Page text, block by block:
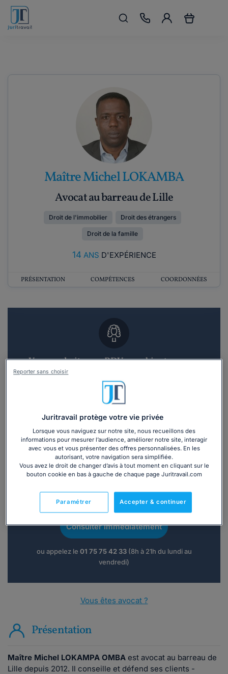
Maître Michel LOKAMBA
Avocat au barreau de Lille
Droit de l'immobilier Droit des étrangers
Droit de la famille
14 ANS D'EXPÉRIENCE
PRÉSENTATION COMPÉTENCES COORDONNÉES
Vous souhaitez un RDV en cabinet avec un
Recevoir des devis d'avocats
3 devis en 48h
Vous souhaitez une consultation par
téléphone ?
Consulter immédiatement
ou appelez le 01 75 75 42 33(8h à 21h du lundi au
vendredi)
Vous êtes avocat ?
Présentation
Maître Michel LOKAMPA OMBA est avocat au barreau de
Lille depuis 2012. Il conseille et défend ses clients -
Juritravail protège votre vie privée
Lorsque vous naviguez sur notre site, nous recueillons des
informations pour mesurer l’audience, améliorer notre site, interagir
avec vous et vous présenter des offres personnalisées. En les
autorisant, votre navigation sera simplifiée.
Vous avez le droit de changer d’avis à tout moment en cliquant sur le
bouton cookie en bas à gauche de chaque page Juritravail.com
Accepter & continuer
Paramétrer
Reporter sans choisir